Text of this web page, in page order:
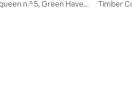
n.º 5, Green Haven
Springs
Timber